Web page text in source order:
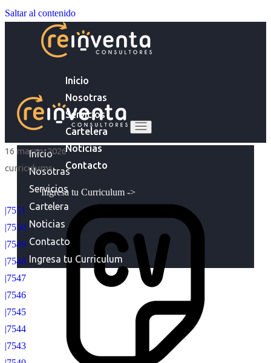
Saltar al contenido
Inicio
Nosotras
Servicios
Cartelera
Noticias
Contacto
Ingresa tu Curriculum ->
Inicio
Nosotras
Servicios
Cartelera
Noticias
Contacto
Ingresa tu Curriculum
16 marzo, 2026
curriculums
|7551
|7550
|7549
|7548
|7547
|7546
|7545
|7544
|7543